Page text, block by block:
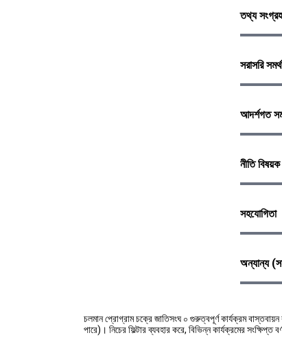
তথ্য
সরাসরি
আদর্শগত
নীতি
সহযোগিতা
অন্যান্য
চলমান প্রোগ্রাম চক্রে জাতিসংঘ ০ গুরুত্বপূর্ণ কার্যক্রম বাস্তবায়ন
পারে)। নিচের ফিল্টার ব্যবহার করে, বিভিন্ন কার্যক্রমের